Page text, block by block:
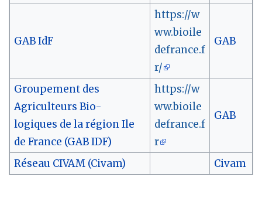
GAB IdF
https://w
ww.bioile
defrance.f
r/
GAB
Groupement des
Agriculteurs Bio-
logiques de la région Ile
de France (GAB IDF)
https://w
ww.bioile
defrance.f
r
GAB
Réseau CIVAM (Civam) Civam